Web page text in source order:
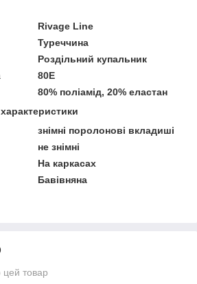
Rivage Line
Туреччина
Роздільний купальник
80E
80% поліамід, 20% еластан
знімні поролонові вкладиші
не знімні
На каркасах
Бавівняна
цей товар